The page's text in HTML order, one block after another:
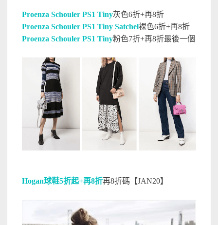
Proenza Schouler PS1 Tiny灰色6折+再8折
Proenza Schouler PS1 Tiny Satchel裸色6折+再8折
Proenza Schouler PS1 Tiny粉色7折+再8折最後一個
Hogan球鞋5折起+再8折再8折碼【JAN20】